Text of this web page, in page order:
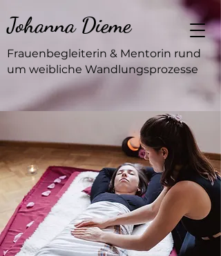
Johanna Dieme
Frauenbegleiterin & Mentorin rund
um weibliche Wandlungsprozesse